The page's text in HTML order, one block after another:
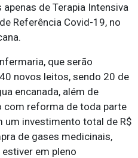
de Terapia Intensiva
Referência Covid-19, no
que serão
novos leitos, sendo 20 de
encanada, além de
com reforma de toda parte
um investimento total de R$
de gases medicinais,
em pleno